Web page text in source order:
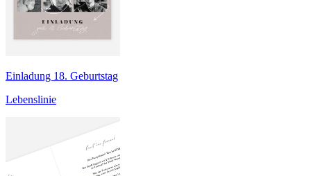
Einladung 18. Geburtstag
Lebenslinie